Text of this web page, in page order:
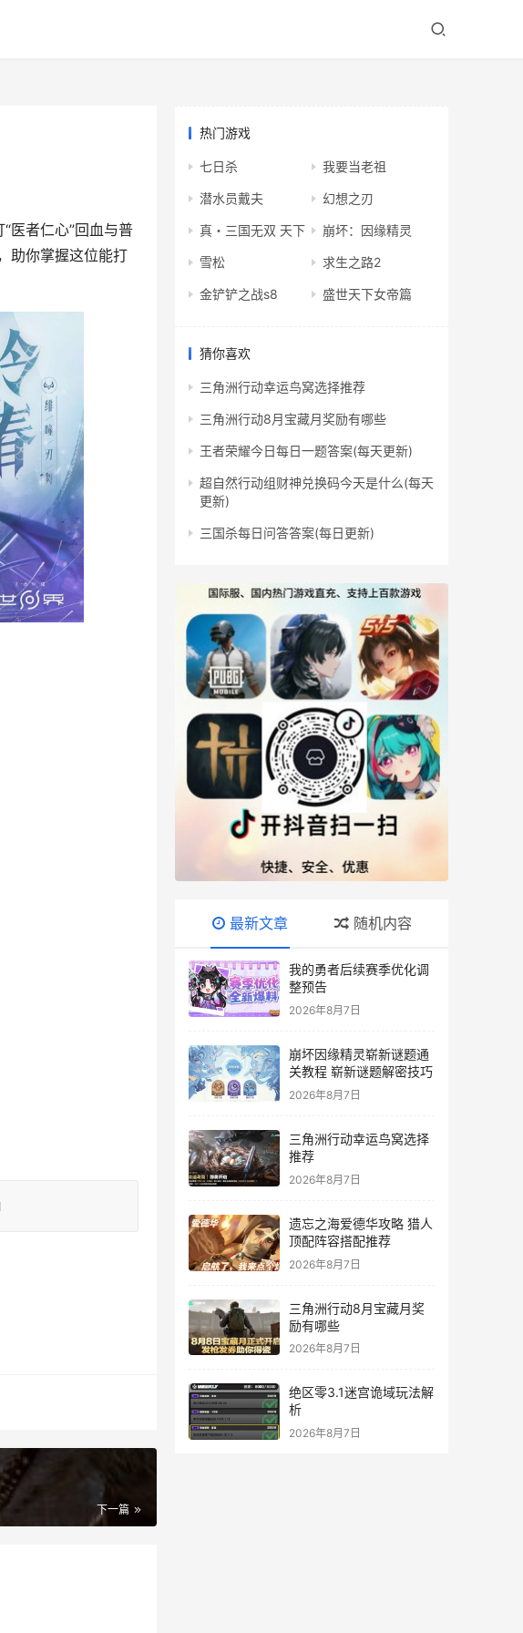
医者仁心”回血与普
助你掌握这位能打
下一篇
热门游戏
七日杀 我要当老祖
潜水员戴夫 幻想之刃
真・三国无双 天下 崩坏：因缘精灵
雪松 求生之路2
金铲铲之战s8 盛世天下女帝篇
猜你喜欢
三角洲行动幸运鸟窝选择推荐
三角洲行动8月宝藏月奖励有哪些
王者荣耀今日每日一题答案(每天更新)
超自然行动组财神兑换码今天是什么(每天
更新)
三国杀每日问答答案(每日更新)
最新文章 随机内容
我的勇者后续赛季优化调
整预告
2026年8月7日
崩坏因缘精灵崭新谜题通
关教程 崭新谜题解密技巧
2026年8月7日
三角洲行动幸运鸟窝选择
推荐
2026年8月7日
遗忘之海爱德华攻略 猎人
顶配阵容搭配推荐
2026年8月7日
三角洲行动8月宝藏月奖
励有哪些
2026年8月7日
绝区零3.1迷宫诡域玩法解
析
2026年8月7日